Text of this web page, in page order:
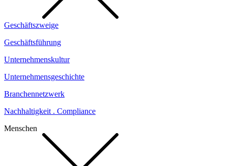
Geschäftszweige
Geschäftsführung
Unternehmenskultur
Unternehmensgeschichte
Branchennetzwerk
Nachhaltigkeit . Compliance
Menschen